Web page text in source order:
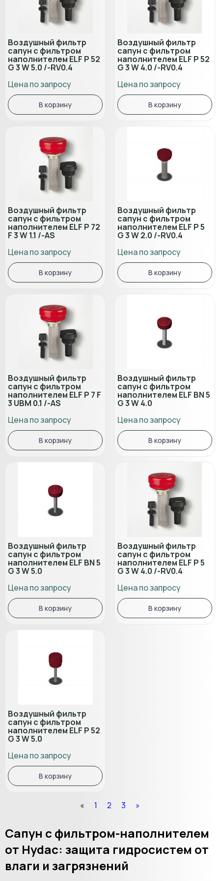
Воздушный фильтр
сапун с фильтром
наполнителем ELF P 52
G 3 W 5.0 /-RV0.4
Цена по запросу
В корзину
Воздушный фильтр
сапун с фильтром
наполнителем ELF P 52
G 3 W 4.0 /-RV0.4
Цена по запросу
В корзину
Воздушный фильтр
сапун с фильтром
наполнителем ELF P 72
F 3 W 1.1 /-AS
Цена по запросу
В корзину
Воздушный фильтр
сапун с фильтром
наполнителем ELF P 5
G 3 W 2.0 /-RV0.4
Цена по запросу
В корзину
Воздушный фильтр
сапун с фильтром
наполнителем ELF P 7 F
3 UBM 0.1 /-AS
Цена по запросу
В корзину
Воздушный фильтр
сапун с фильтром
наполнителем ELF BN 5
G 3 W 4.0
Цена по запросу
В корзину
Воздушный фильтр
сапун с фильтром
наполнителем ELF BN 5
G 3 W 5.0
Цена по запросу
В корзину
Воздушный фильтр
сапун с фильтром
наполнителем ELF P 5
G 3 W 4.0 /-RV0.4
Цена по запросу
В корзину
Воздушный фильтр
сапун с фильтром
наполнителем ELF P 52
G 3 W 5.0
Цена по запросу
В корзину
« 1 2 3 »
Сапун с фильтром-наполнителем
от Hydac: защита гидросистем от
влаги и загрязнений